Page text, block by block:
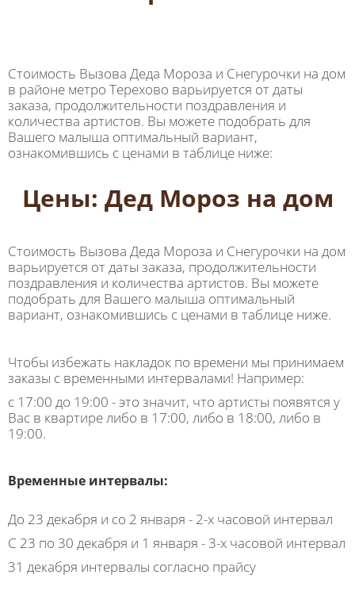
Стоимость Вызова Деда Мороза и Снегурочки на дом
в районе метро Терехово варьируется от даты
заказа, продолжительности поздравления и
количества артистов. Вы можете подобрать для
Вашего малыша оптимальный вариант,
ознакомившись с ценами в таблице ниже:
Цены: Дед Мороз на дом
Стоимость Вызова Деда Мороза и Снегурочки на дом
варьируется от даты заказа, продолжительности
поздравления и количества артистов. Вы можете
подобрать для Вашего малыша оптимальный
вариант, ознакомившись с ценами в таблице ниже.
Чтобы избежать накладок по времени мы принимаем
заказы с временными интервалами! Например:
с 17:00 до 19:00 - это значит, что артисты появятся у
Вас в квартире либо в 17:00, либо в 18:00, либо в
19:00.
Временные интервалы:
До 23 декабря и со 2 января - 2-х часовой интервал
С 23 по 30 декабря и 1 января - 3-х часовой интервал
31 декабря интервалы согласно прайсу